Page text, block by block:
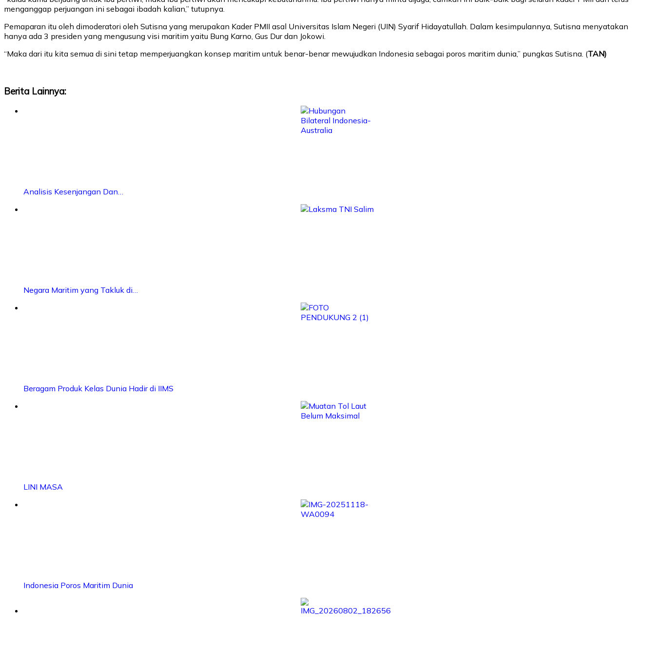
menganggap perjuangan ini sebagai ibadah kalian,” tutupnya.
Pemaparan itu oleh dimoderatori oleh Sutisna yang merupakan Kader PMII asal Universitas Islam Negeri (UIN) Syarif Hidayatullah. Dalam kesimpulannya, Sutisna menyatakan
hanya ada 3 presiden yang mengusung visi maritim yaitu Bung Karno, Gus Dur dan Jokowi.
“Maka dari itu kita semua di sini tetap memperjuangkan konsep maritim untuk benar-benar mewujudkan Indonesia sebagai poros maritim dunia,” pungkas Sutisna. (TAN)
Berita Lainnya:
Analisis Kesenjangan Dan…
Negara Maritim yang Takluk di…
Beragam Produk Kelas Dunia Hadir di IIMS
LINI MASA
Indonesia Poros Maritim Dunia